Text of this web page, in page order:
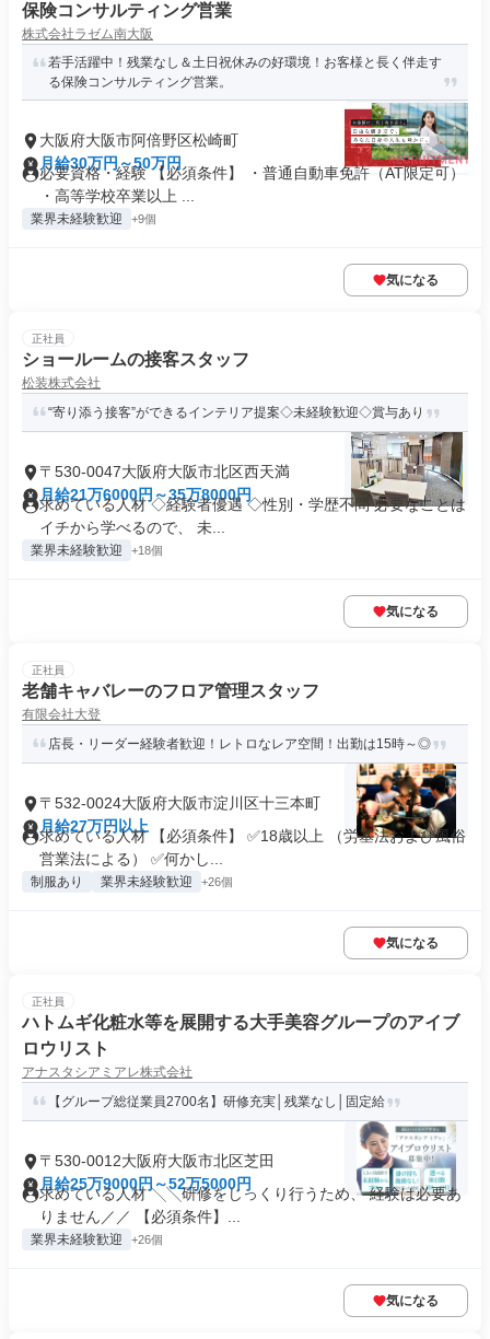
保険コンサルティング営業
株式会社ラゼム南大阪
若手活躍中！残業なし＆土日祝休みの好環境！お客様と長く伴走す
る保険コンサルティング営業。
大阪府大阪市阿倍野区松崎町
月給30万円～50万円
必要資格・経験 【必須条件】 ・普通自動車免許（AT限定可）
・高等学校卒業以上 ...
業界未経験歓迎 +9個
気になる
正社員
ショールームの接客スタッフ
松装株式会社
“寄り添う接客”ができるインテリア提案◇未経験歓迎◇賞与あり
〒530-0047大阪府大阪市北区西天満
月給21万6000円～35万8000円
求めている人材 ◇経験者優遇 ◇性別・学歴不問 必要なことは
イチから学べるので、 未...
業界未経験歓迎 +18個
気になる
正社員
老舗キャバレーのフロア管理スタッフ
有限会社大登
店長・リーダー経験者歓迎！レトロなレア空間！出勤は15時～◎
〒532-0024大阪府大阪市淀川区十三本町
月給27万円以上
求めている人材 【必須条件】 ✅18歳以上 （労基法および風俗
営業法による） ✅何かし...
制服あり 業界未経験歓迎 +26個
気になる
正社員
ハトムギ化粧水等を展開する大手美容グループのアイブ
ロウリスト
アナスタシアミアレ株式会社
【グループ総従業員2700名】研修充実│残業なし│固定給
〒530-0012大阪府大阪市北区芝田
月給25万9000円～52万5000円
求めている人材 ╲╲研修をじっくり行うため、 経験は必要あ
りません／／ 【必須条件】...
業界未経験歓迎 +26個
気になる